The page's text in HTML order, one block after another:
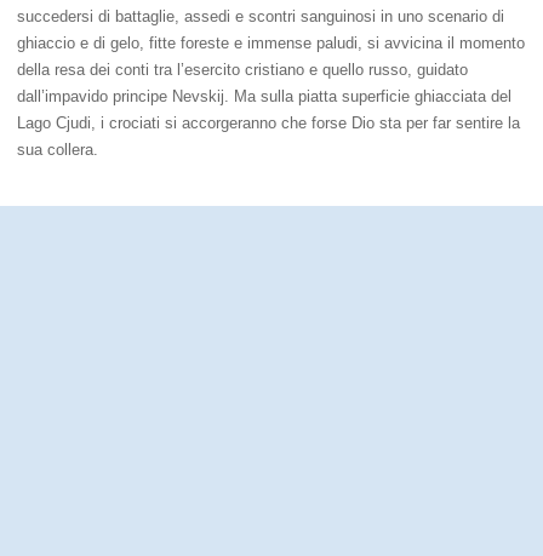
succedersi di battaglie, assedi e scontri sanguinosi in uno scenario di
ghiaccio e di gelo, fitte foreste e immense paludi, si avvicina il momento
della resa dei conti tra l’esercito cristiano e quello russo, guidato
dall’impavido principe Nevskij. Ma sulla piatta superficie ghiacciata del
Lago Cjudi, i crociati si accorgeranno che forse Dio sta per far sentire la
sua collera.